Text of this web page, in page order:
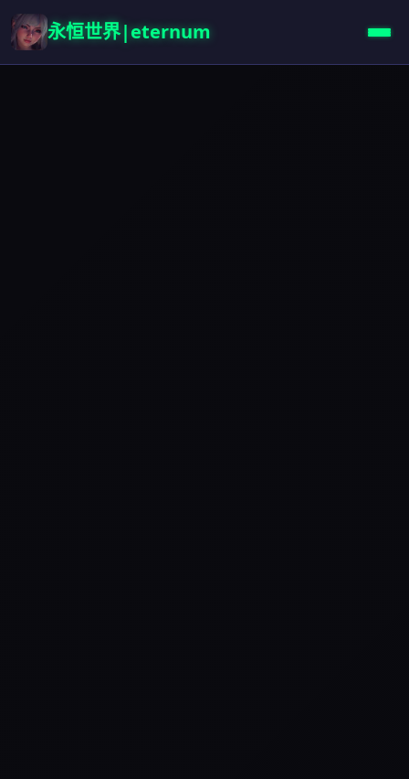
永恒世界|eternum